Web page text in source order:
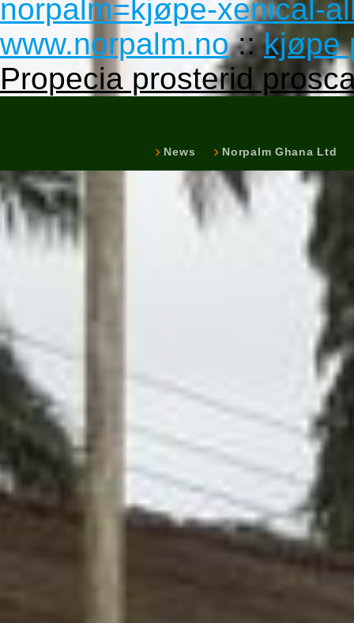
norpalm=kjøpe-xenical-
www.norpalm.no::kjøpe
Propecia prosterid
News Norpalm Ghana Ltd